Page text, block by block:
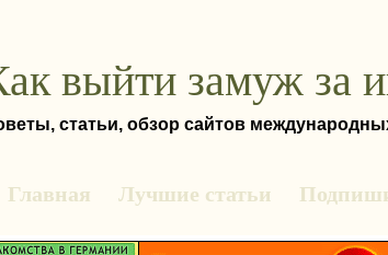
выйти замуж за
статьи, обзор сайтов
Главная Лучшие статьи